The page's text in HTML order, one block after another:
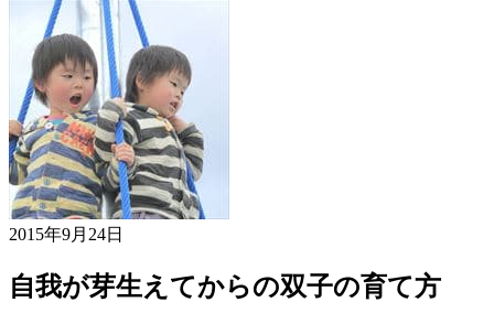
2015年9月24日
自我が芽生えてからの双子の育て方